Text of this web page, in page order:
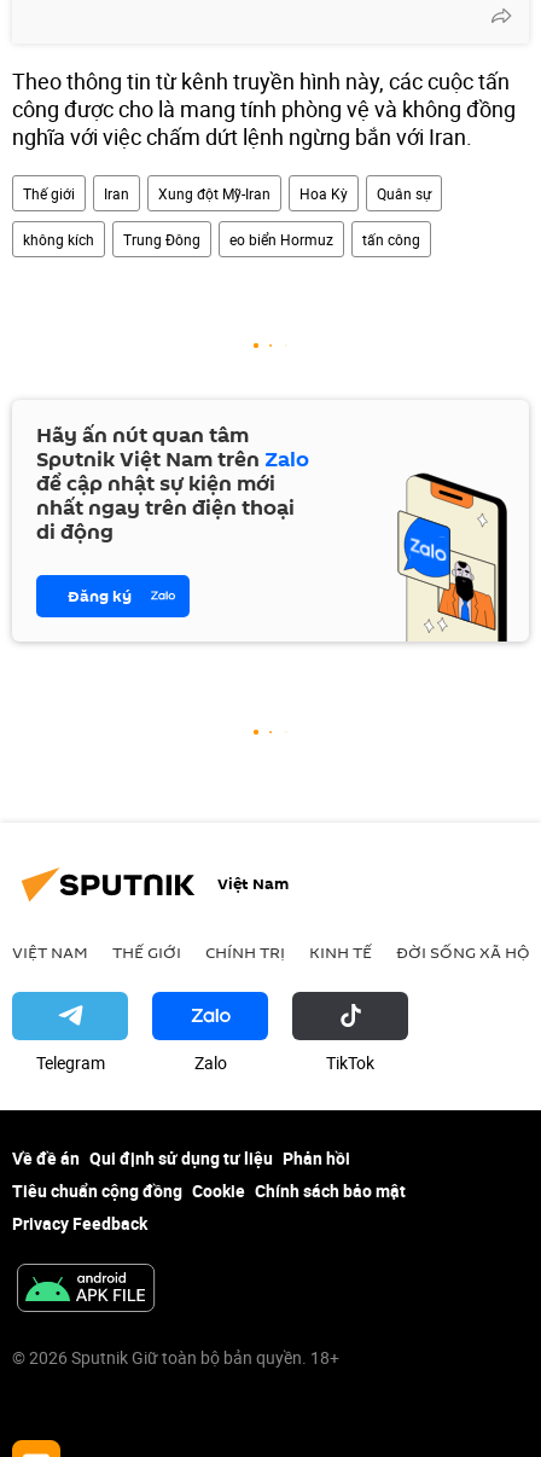
Theo thông tin từ kênh truyền hình này, các cuộc tấn
công được cho là mang tính phòng vệ và không đồng
nghĩa với việc chấm dứt lệnh ngừng bắn với Iran.
Thế giới Iran Xung đột Mỹ-Iran Hoa Kỳ Quân sự
không kích Trung Đông eo biển Hormuz tấn công
Hãy ấn nút quan tâm
Sputnik Việt Nam trên Zalo
để cập nhật sự kiện mới
nhất ngay trên điện thoại
di động
Đăng ký
Việt Nam
VIỆT NAM THẾ GIỚI CHÍNH TRỊ KINH TẾ ĐỜI SỐNG XÃ HỘI
Telegram Zalo ТikТоk
Về đề án Qui định sử dụng tư liệu Phản hồi
Tiêu chuẩn cộng đồng Cookie Chính sách bảo mật
Privacy Feedback
© 2026 Sputnik Giữ toàn bộ bản quyền. 18+